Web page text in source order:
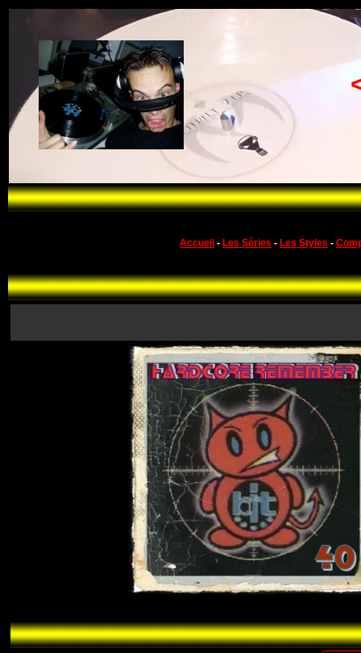
Accueil - Les Séries - Les Styles -